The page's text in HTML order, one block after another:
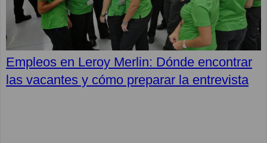
Empleos en Leroy Merlin: Dónde encontrar
las vacantes y cómo preparar la entrevista